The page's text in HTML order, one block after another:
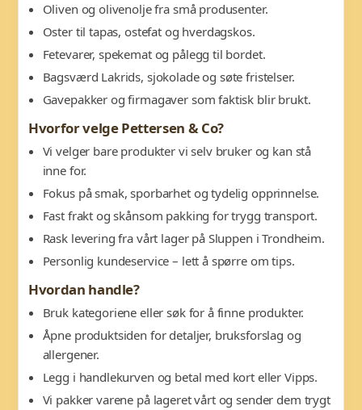
Oliven og olivenolje fra små produsenter.
Oster til tapas, ostefat og hverdagskos.
Fetevarer, spekemat og pålegg til bordet.
Bagsværd Lakrids, sjokolade og søte fristelser.
Gavepakker og firmagaver som faktisk blir brukt.
Hvorfor velge Pettersen & Co?
Vi velger bare produkter vi selv bruker og kan stå
inne for.
Fokus på smak, sporbarhet og tydelig opprinnelse.
Fast frakt og skånsom pakking for trygg transport.
Rask levering fra vårt lager på Sluppen i Trondheim.
Personlig kundeservice – lett å spørre om tips.
Hvordan handle?
Bruk kategoriene eller søk for å finne produkter.
Åpne produktsiden for detaljer, bruksforslag og
allergener.
Legg i handlekurven og betal med kort eller Vipps.
Vi pakker varene på lageret vårt og sender dem trygt